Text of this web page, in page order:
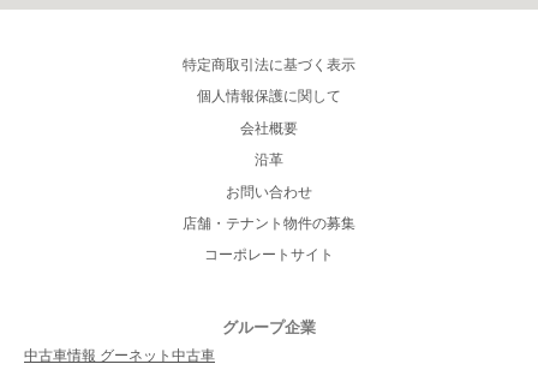
特定商取引法に基づく表示
個人情報保護に関して
会社概要
沿革
お問い合わせ
店舗・テナント物件の募集
コーポレートサイト
グループ企業
中古車情報 グーネット中古車